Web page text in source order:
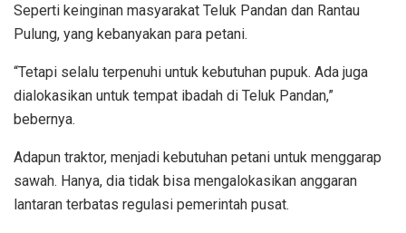
Seperti keinginan masyarakat Teluk Pandan dan Rantau
Pulung, yang kebanyakan para petani.
“Tetapi selalu terpenuhi untuk kebutuhan pupuk. Ada juga
dialokasikan untuk tempat ibadah di Teluk Pandan,”
bebernya.
Adapun traktor, menjadi kebutuhan petani untuk menggarap
sawah. Hanya, dia tidak bisa mengalokasikan anggaran
lantaran terbatas regulasi pemerintah pusat.